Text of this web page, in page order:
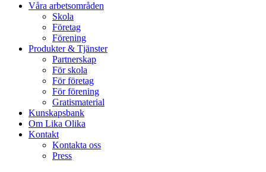
Våra arbetsområden
Skola
Företag
Förening
Produkter & Tjänster
Partnerskap
För skola
För företag
För förening
Gratismaterial
Kunskapsbank
Om Lika Olika
Kontakt
Kontakta oss
Press